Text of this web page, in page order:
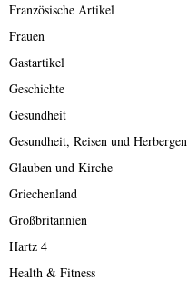
Französische Artikel
Frauen
Gastartikel
Geschichte
Gesundheit
Gesundheit, Reisen und Herbergen
Glauben und Kirche
Griechenland
Großbritannien
Hartz 4
Health & Fitness